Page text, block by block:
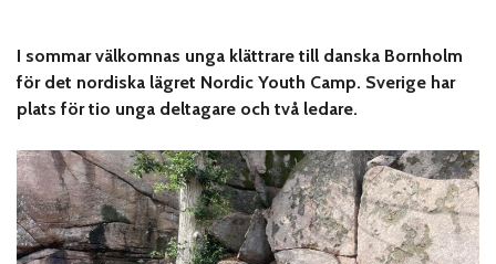
I sommar välkomnas unga klättrare till danska Bornholm
för det nordiska lägret Nordic Youth Camp. Sverige har
plats för tio unga deltagare och två ledare.